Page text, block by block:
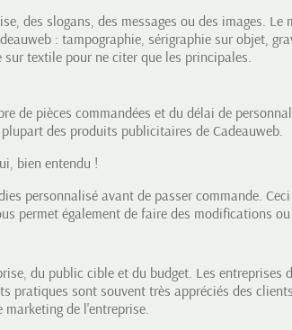
des slogans, des messages ou des images.
: tampographie, sérigraphie sur objet,
sur textile pour ne citer que les principales.
de pièces commandées et du délai de
des produits publicitaires de Cadeauweb.
bien entendu !
personnalisé avant de passer commande.
permet également de faire des modifications
du public cible et du budget. Les
pratiques sont souvent très appréciés des
marketing de l'entreprise.